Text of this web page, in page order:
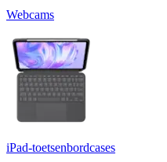
Webcams
iPad-toetsenbordcases